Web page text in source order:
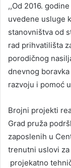
,,Od 2016.
uvedene usluge
stanovništva od
rad prihvatilišta
porodičnog
dnevnog
razvoju i pomoć
Brojni projekti
Grad pruža
zaposlenih u
trenutni uslovi
projekatno